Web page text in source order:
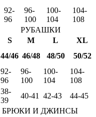
92-
96
96-
100
100-
104
104-
108
РУБАШКИ
S M L XL
44/46 46/48 48/50 50/52
92-
96
96-
100
100-
104
104-
108
38-
39
40-41 42-43 44-45
БРЮКИ И ДЖИНСЫ